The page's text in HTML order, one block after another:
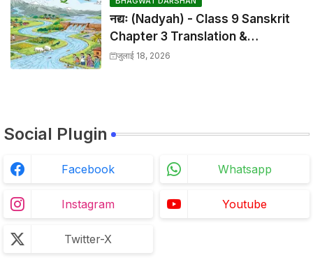
नद्यः (Nadyah) - Class 9 Sanskrit
Chapter 3 Translation &
Solutions
जुलाई 18, 2026
Social Plugin
Facebook Whatsapp
Instagram Youtube
Twitter-X